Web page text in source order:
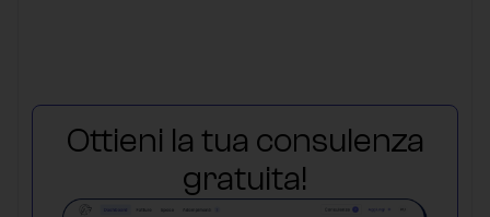
Ottieni la tua consulenza
gratuita!